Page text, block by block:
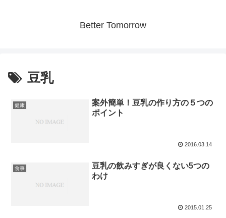
Better Tomorrow
豆乳
健康
案外簡単！豆乳の作り方の５つの
ポイント
2016.03.14
食事
豆乳の飲みすぎが良くない5つの
わけ
2015.01.25